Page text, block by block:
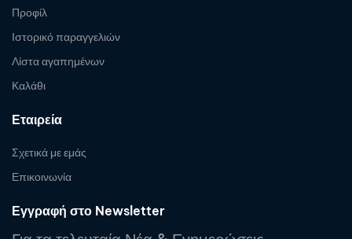
Προφίλ
Ιστορικό παραγγελιών
Λίστα αγαπημένων
Καλάθι
Εταιρεία
Σχετικά με εμάς
Επικοινωνία
Εγγραφή στο Newsletter